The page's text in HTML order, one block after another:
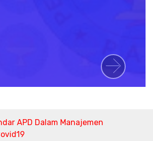
Next
APD Dalam Manajemen